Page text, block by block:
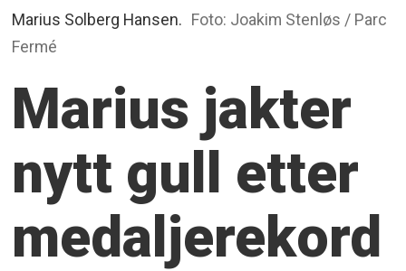
Marius Solberg Hansen. Foto: Joakim Stenløs / Parc
Fermé
Marius jakter
nytt gull etter
medaljerekord